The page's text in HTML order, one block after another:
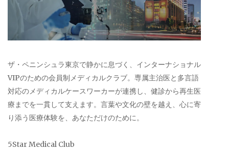
ザ・ペニンシュラ東京で静かに息づく、インターナショナル
VIPのための会員制メディカルクラブ。専属主治医と多言語
対応のメディカルケースワーカーが連携し、健診から再生医
療までを一貫して支えます。言葉や文化の壁を越え、心に寄
り添う医療体験を、あなただけのために。
5Star Medical Club